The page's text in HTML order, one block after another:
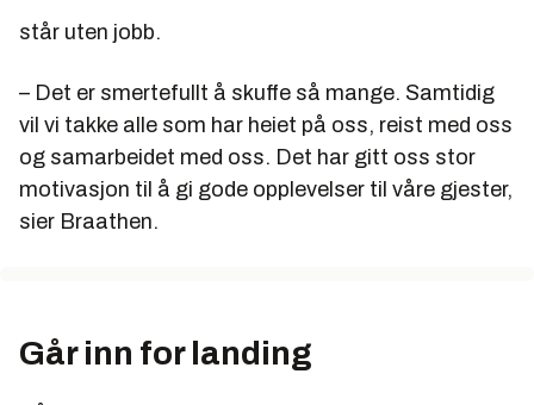
16. november ble det vedtatt en emisjon, der 250
plan om å hente inn til sammen 700 millioner kroner i
friske penger.
Siden aksjekursen sank under 1 øre som forutsatt i
redningsplanen, ble det før jul jobbet med en
alternativ finansieringsplan. 30. januar 2023 ble
vintersesongen, blant annet et nedskalert
innenlandstilbud, samt permittering av rundt 50
står uten jobb.
– Det er smertefullt å skuffe så mange. Samtidig
vil vi takke alle som har heiet på oss, reist med oss
og samarbeidet med oss. Det har gitt oss stor
motivasjon til å gi gode opplevelser til våre gjester,
sier Braathen.
Går inn for landing